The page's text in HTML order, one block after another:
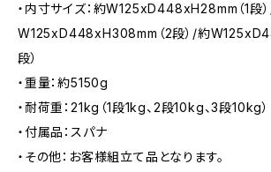
・内寸サイズ：約W125xD448xH28mm（1段
W125xD448xH308mm（2段）/約
段）
・重量：約5150g
・耐荷重：21kg（1段1kg、2段10kg、3段10kg）
・付属品：スパナ
・その他：お客様組立て品となります。